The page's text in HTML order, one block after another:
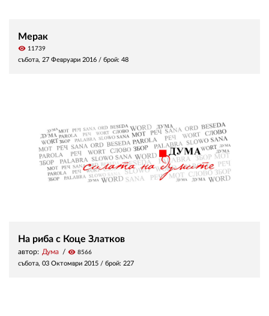
Мерак
visibility 11739
събота, 27 Февруари 2016 / брой: 48
На риба с Коце Златков
автор: Дума visibility 8566
събота, 03 Октомври 2015 / брой: 227